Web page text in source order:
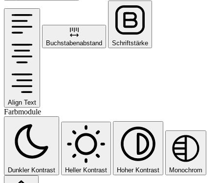
Align Text
Buchstabenabstand Schriftstärke
Farbmodule
Dunkler Kontrast Heller Kontrast Hoher Kontrast Monochrom